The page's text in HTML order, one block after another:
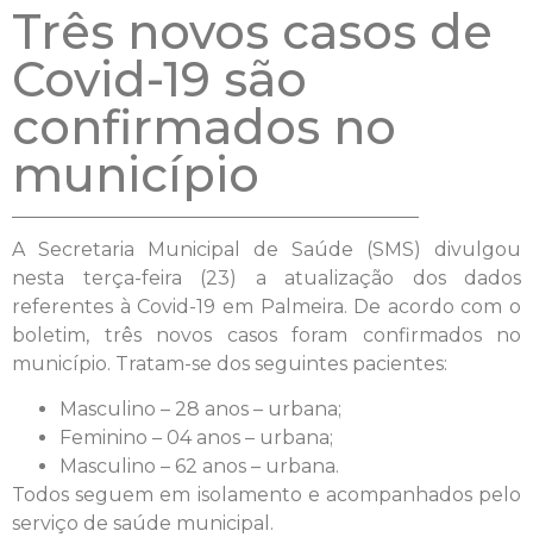
Três novos casos de
Covid-19 são
confirmados no
município
A Secretaria Municipal de Saúde (SMS) divulgou
nesta terça-feira (23) a atualização dos dados
referentes à Covid-19 em Palmeira. De acordo com o
boletim, três novos casos foram confirmados no
município. Tratam-se dos seguintes pacientes:
Masculino – 28 anos – urbana;
Feminino – 04 anos – urbana;
Masculino – 62 anos – urbana.
Todos seguem em isolamento e acompanhados pelo
serviço de saúde municipal.